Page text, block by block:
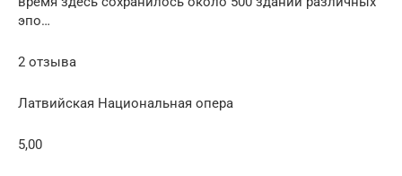
эпо…
2 отзыва
Латвийская Национальная опера
5,00